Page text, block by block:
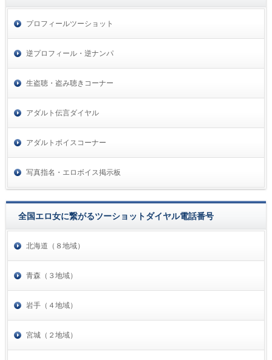
プロフィールツーショット
逆プロフィール・逆ナンパ
生盗聴・盗み聴きコーナー
アダルト伝言ダイヤル
アダルトボイスコーナー
写真指名・エロボイス掲示板
全国エロ女に繋がるツーショットダイヤル電話番号
北海道（８地域）
青森（３地域）
岩手（４地域）
宮城（２地域）